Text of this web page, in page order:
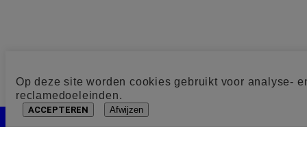
Op deze site worden cookies gebruikt voor analyse-
reclamedoeleinden.
ACCEPTEREN Afwijzen
Cookie toestemming